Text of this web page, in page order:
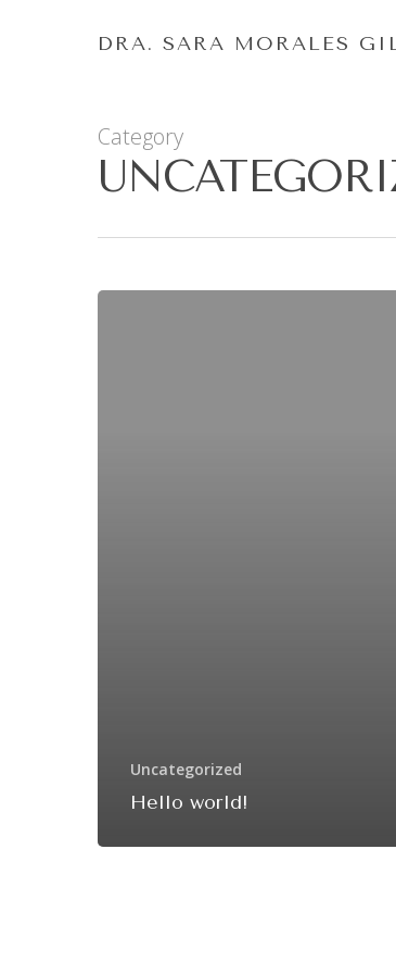
DRA. SARA MORALES
Category
Uncategorized
Hello world!